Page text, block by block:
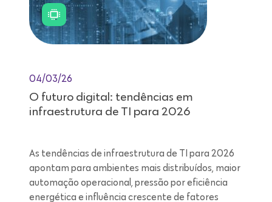
04/03/26
O futuro digital: tendências em
infraestrutura de TI para 2026
As tendências de infraestrutura de TI para 2026
apontam para ambientes mais distribuídos, maior
automação operacional, pressão por eficiência
energética e influência crescente de fatores